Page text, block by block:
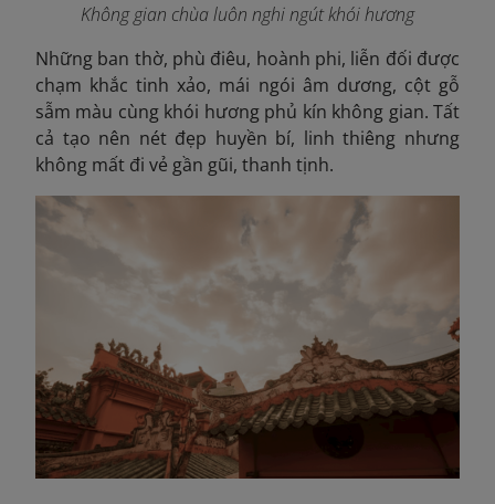
Không gian chùa luôn nghi ngút khói hương
Những ban thờ, phù điêu, hoành phi, liễn đối được
chạm khắc tinh xảo, mái ngói âm dương, cột gỗ
sẫm màu cùng khói hương phủ kín không gian. Tất
cả tạo nên nét đẹp huyền bí, linh thiêng nhưng
không mất đi vẻ gần gũi, thanh tịnh.